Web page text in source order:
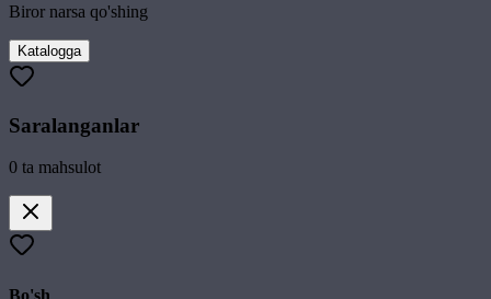
Biror narsa qo'shing
Katalogga
Saralanganlar
0 ta mahsulot
Bo'sh